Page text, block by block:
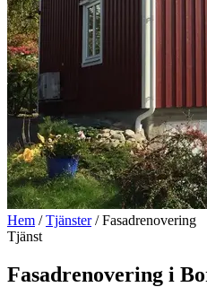
Hem / Tjänster / Fasadrenovering
Tjänst
Fasadrenovering i